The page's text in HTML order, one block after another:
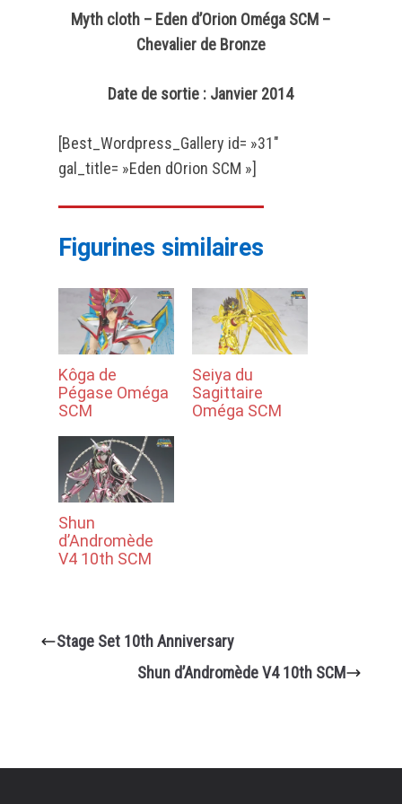
Myth cloth – Eden d’Orion Oméga SCM –
Chevalier de Bronze
Date de sortie : Janvier 2014
[Best_Wordpress_Gallery id= »31″
gal_title= »Eden dOrion SCM »]
Figurines similaires
Kôga de
Pégase Oméga
SCM
Seiya du
Sagittaire
Oméga SCM
Shun
d’Andromède
V4 10th SCM
Stage Set 10th Anniversary
Shun d’Andromède V4 10th SCM